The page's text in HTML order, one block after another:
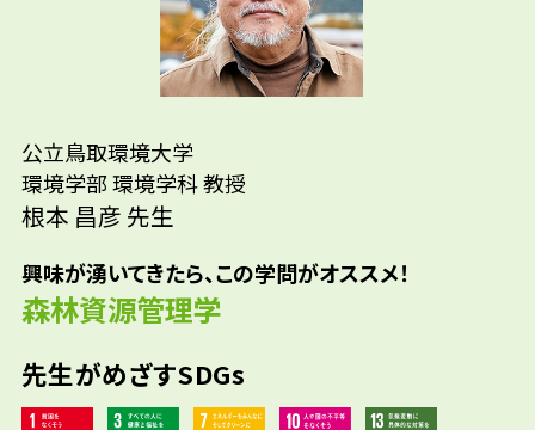
公立鳥取環境大学
環境学部 環境学科 教授
根本 昌彦 先生
興味が湧いてきたら、この学問がオススメ！
森林資源管理学
先生がめざすSDGs
先生の学問へのきっかけは？
大学時代にヒグマの研究やアイヌの研究をす
るサークルに入ったことや、その後の卒業論文
で村社会の研究（入会研究）をしたことなど
が、この分野の研究に携わるきっかけになり
ました。
先輩たちはどんな仕事に携わって
いるの？
環境省国立公園レンジャー/林野庁/自治体 林
技術職員/住宅資材関連会社
参考資料